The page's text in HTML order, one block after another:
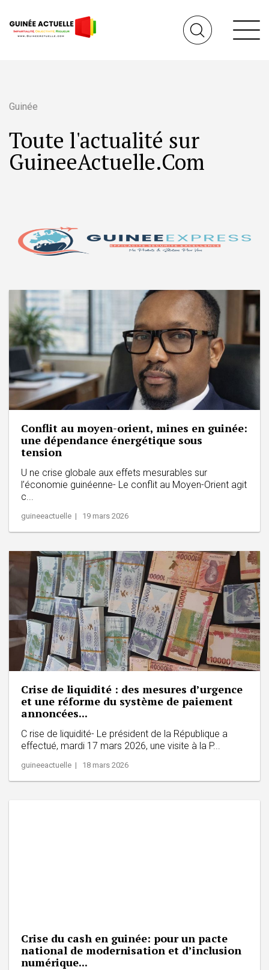
Guinée
Toute l'actualité sur
GuineeActuelle.Com
Conflit au moyen-orient, mines en guinée:
une dépendance énergétique sous
tension
U ne crise globale aux effets mesurables sur
l’économie guinéenne- Le conflit au Moyen-Orient agit
c...
guineeactuelle | 19 mars 2026
Crise de liquidité : des mesures d’urgence
et une réforme du système de paiement
annoncées...
C rise de liquidité- Le président de la République a
effectué, mardi 17 mars 2026, une visite à la P...
guineeactuelle | 18 mars 2026
Crise du cash en guinée: pour un pacte
national de modernisation et d’inclusion
numérique...